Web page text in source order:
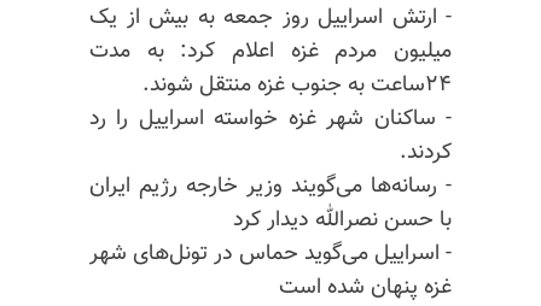
- ارتش اسراییل روز جمعه به بیش از یک
میلیون مردم غزه اعلام کرد: به مدت
۲۴ساعت به جنوب غزه منتقل شوند.
- ساکنان شهر غزه خواسته اسراییل را رد
کردند.
- رسانه‌ها می‌گویند وزیر خارجه رژیم ایران
با حسن نصرالله دیدار کرد
- اسراییل می‌گوید حماس در تونل‌های شهر
غزه پنهان شده است